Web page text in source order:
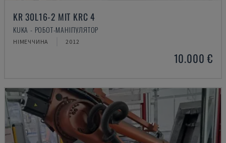
KR 30L16-2 MIT KRC 4
KUKA - РОБОТ-МАНІПУЛЯТОР
НІМЕЧЧИНА 2012
10.000 €